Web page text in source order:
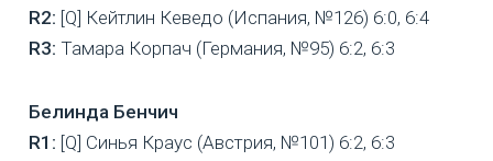
R2: [Q] Кейтлин Кеведо (Испания, №126) 6:0, 6:4
R3: Тамара Корпач (Германия, №95) 6:2, 6:3
Белинда Бенчич
R1: [Q] Синья Краус (Австрия, №101) 6:2, 6:3